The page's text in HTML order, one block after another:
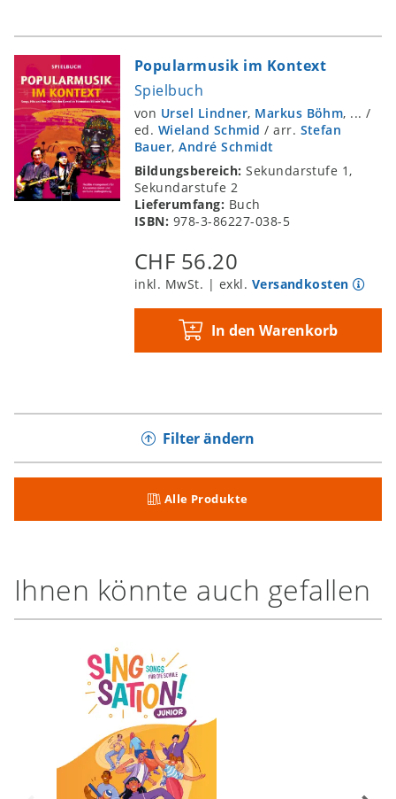
Popularmusik im Kontext
Spielbuch
von Ursel Lindner, Markus Böhm, ... /
ed. Wieland Schmid /arr. Stefan
Bauer,André Schmidt
Bildungsbereich:Sekundarstufe 1,
Sekundarstufe 2
Lieferumfang: Buch
ISBN: 978-3-86227-038-5
CHF 56.20
inkl. MwSt. | exkl. Versandkosten
In den Warenkorb
Filter ändern
Alle Produkte
Ihnen könnte auch gefallen